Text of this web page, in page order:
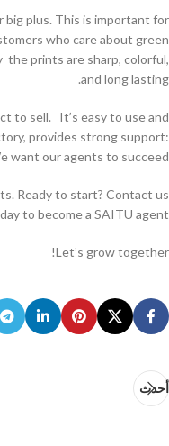
big plus. This is important for
who care about green
the prints are sharp, colorful,
and long lasting.
to sell. It’s easy to use and
provides strong support:
want our agents to succeed.
Ready to start? Contact us
to become a SAITU agent.
Let’s grow together!
أحدث